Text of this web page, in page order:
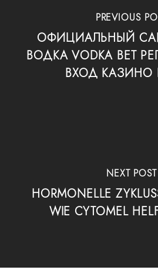
PREVIOUS
ОФИЦИАЛЬНЫЙ
ВОДКА VODKA BET
ВХОД КАЗИНО
NEXT POST
HORMONELLE
WIE CYTOMEL